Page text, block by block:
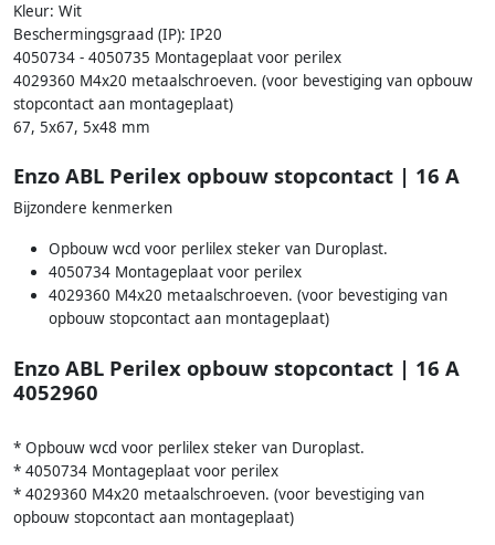
Kleur: Wit
Beschermingsgraad (IP): IP20
4050734 - 4050735 Montageplaat voor perilex
4029360 M4x20 metaalschroeven. (voor bevestiging van opbouw
stopcontact aan montageplaat)
67, 5x67, 5x48 mm
Enzo ABL Perilex opbouw stopcontact | 16 A
Bijzondere kenmerken
Opbouw wcd voor perlilex steker van Duroplast.
4050734 Montageplaat voor perilex
4029360 M4x20 metaalschroeven. (voor bevestiging van
opbouw stopcontact aan montageplaat)
Enzo ABL Perilex opbouw stopcontact | 16 A
4052960
* Opbouw wcd voor perlilex steker van Duroplast.
* 4050734 Montageplaat voor perilex
* 4029360 M4x20 metaalschroeven. (voor bevestiging van
opbouw stopcontact aan montageplaat)